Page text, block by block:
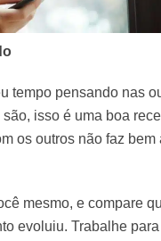
tempo pensando nas
isso é uma boa
os outros não faz bem
mesmo, e compare
evoluiu. Trabalhe